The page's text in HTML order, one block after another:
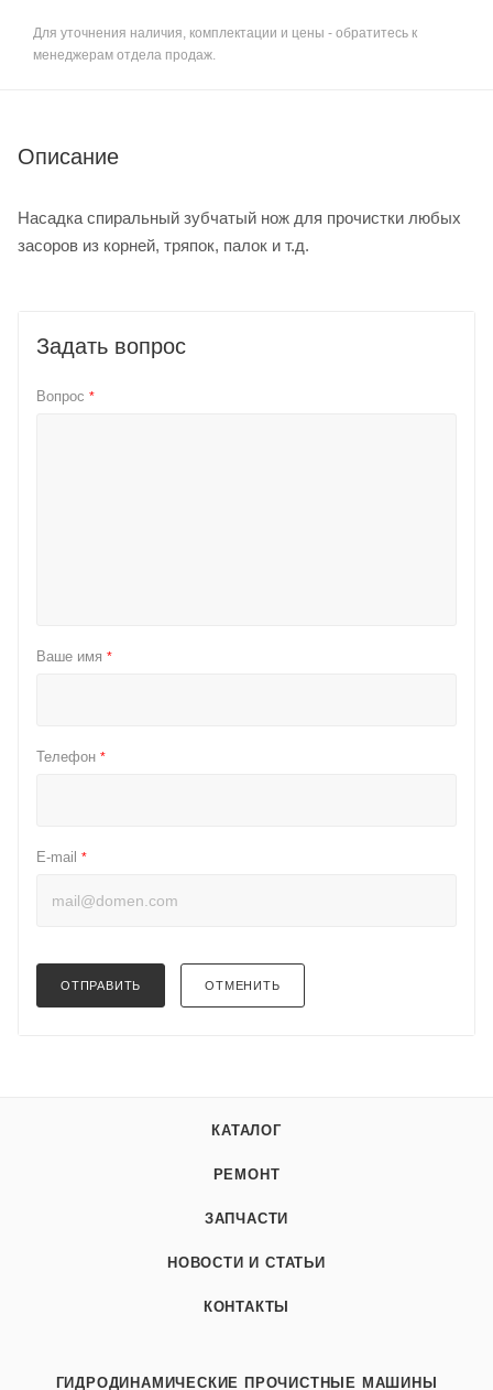
Для уточнения наличия, комплектации и цены - обратитесь к
менеджерам отдела продаж.
Описание
Насадка спиральный зубчатый нож для прочистки любых
засоров из корней, тряпок, палок и т.д.
Задать вопрос
Вопрос *
Ваше имя *
Телефон *
E-mail *
ОТПРАВИТЬ ОТМЕНИТЬ
КАТАЛОГ
РЕМОНТ
ЗАПЧАСТИ
НОВОСТИ И СТАТЬИ
КОНТАКТЫ
ГИДРОДИНАМИЧЕСКИЕ ПРОЧИСТНЫЕ МАШИНЫ